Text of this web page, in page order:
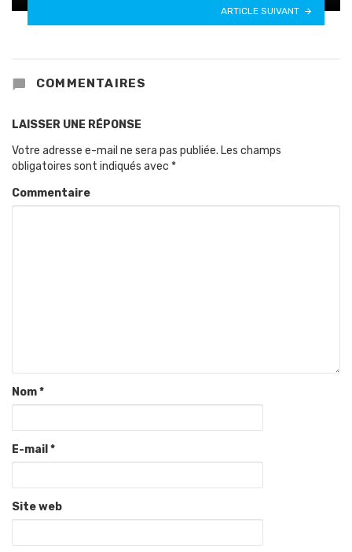
ARTICLE SUIVANT
COMMENTAIRES
LAISSER UNE RÉPONSE
Votre adresse e-mail ne sera pas publiée. Les champs
obligatoires sont indiqués avec *
Commentaire
Nom*
E-mail *
Site web